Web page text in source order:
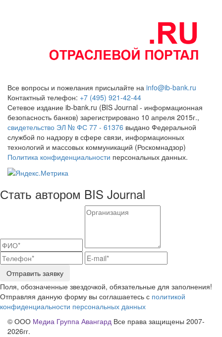
Все вопросы и пожелания присылайте на info@ib-bank.ru
Контактный телефон: +7 (495) 921-42-44
Сетевое издание ib-bank.ru (BIS Journal - информационная
безопасность банков) зарегистрировано 10 апреля 2015г.,
свидетельство ЭЛ № ФС 77 - 61376 выдано Федеральной
службой по надзору в сфере связи, информационных
технологий и массовых коммуникаций (Роскомнадзор)
Политика конфиденциальности персональных данных.
Стать автором BIS Journal
Отправить заявку
Поля, обозначенные звездочкой, обязательные для заполнения!
Отправляя данную форму вы соглашаетесь с политикой
конфиденциальности персональных данных
© ООО Медиа Группа Авангард Все права защищены 2007-
2026гг.